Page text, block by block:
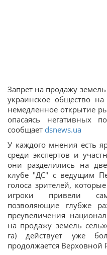
Запрет на продажу
украинское общество
немедленное открытие
опасаясь негативных
сообщает dsnews.ua
У каждого мнения есть
среди экспертов и
они разделились на
клубе "ДС" с ведущим
голоса зрителей,
игроки привели
позволяющие глубже
преувеличения
на продажу земель
га) действует уже
продолжается Верховной